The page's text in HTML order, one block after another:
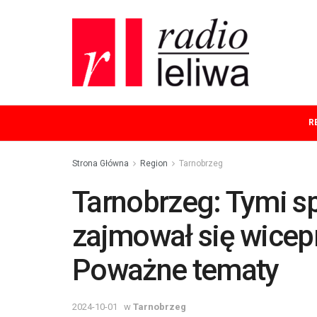
Strona Główna Region Tarnobrzeg
Tarnobrzeg: Tymi
zajmował się
Poważne tematy
2024-10-01 w Tarnobrzeg